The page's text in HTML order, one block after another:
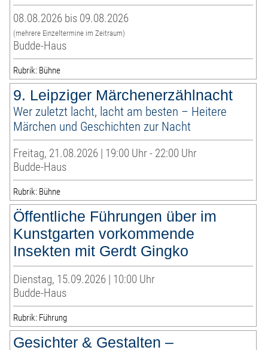
08.08.2026 bis 09.08.2026
(mehrere Einzeltermine im Zeitraum)
Budde-Haus
Rubrik: Bühne
9. Leipziger Märchenerzählnacht
Wer zuletzt lacht, lacht am besten – Heitere
Märchen und Geschichten zur Nacht
Freitag, 21.08.2026 | 19:00 Uhr - 22:00 Uhr
Budde-Haus
Rubrik: Bühne
Öffentliche Führungen über im
Kunstgarten vorkommende
Insekten mit Gerdt Gingko
Dienstag, 15.09.2026 | 10:00 Uhr
Budde-Haus
Rubrik: Führung
Gesichter & Gestalten –